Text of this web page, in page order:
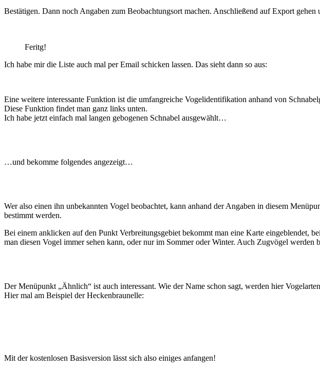
Bestätigen. Dann noch Angaben zum Beobachtungsort machen. Anschließend auf Export
Feritg!
Ich habe mir die Liste auch mal per Email schicken lassen. Das sieht dann so aus:
Eine weitere interessante Funktion ist die umfangreiche Vogelidentifikation anhand von
Diese Funktion findet man ganz links unten.
Ich habe jetzt einfach mal langen gebogenen Schnabel ausgewählt…
…und bekomme folgendes angezeigt…
Wer also einen ihn unbekannten Vogel beobachtet, kann anhand der Angaben in diesem
bestimmt werden.
Bei einem anklicken auf den Punkt Verbreitungsgebiet bekommt man eine Karte eingeblendet,
man diesen Vogel immer sehen kann, oder nur im Sommer oder Winter. Auch Zugvögel werden
Der Menüpunkt „Ähnlich“ ist auch interessant. Wie der Name schon sagt, werden hier
Hier mal am Beispiel der Heckenbraunelle:
Mit der kostenlosen Basisversion lässt sich also einiges anfangen!